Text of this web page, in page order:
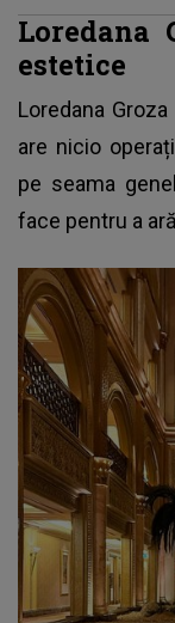
Loredana
estetice
Loredana Groza
are nicio
pe seama
face pentru a